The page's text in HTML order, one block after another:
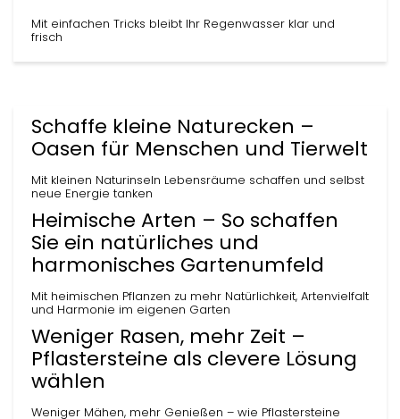
Mit einfachen Tricks bleibt Ihr Regenwasser klar und
frisch
Schaffe kleine Naturecken –
Oasen für Menschen und Tierwelt
Mit kleinen Naturinseln Lebensräume schaffen und selbst
neue Energie tanken
Heimische Arten – So schaffen
Sie ein natürliches und
harmonisches Gartenumfeld
Mit heimischen Pflanzen zu mehr Natürlichkeit, Artenvielfalt
und Harmonie im eigenen Garten
Weniger Rasen, mehr Zeit –
Pflastersteine als clevere Lösung
wählen
Weniger Mähen, mehr Genießen – wie Pflastersteine